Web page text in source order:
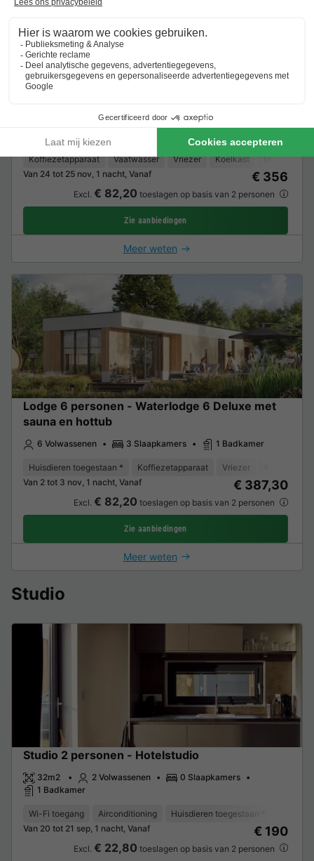
sauna en hottub
Koffiezetapparaat Vaatwasser Vriezer Koelkast
Magnetron
Van 24 tot 25 nov, 1 nacht, Vanaf
€ 356
Excl. € 82,20 toeslagen op basis van 2 personen
Zie aanbiedingen
Meer weten
Lodge 6 personen - Waterlodge 6 Deluxe met
sauna en hottub
6 Volwassenen 3 Slaapkamers 1 Badkamer
Huisdieren toegestaan * Koffiezetapparaat Vriezer
Van 2 tot 3 nov, 1 nacht, Vanaf
€ 387,30
Excl. € 82,20 toeslagen op basis van 2 personen
Zie aanbiedingen
Meer weten
Studio
Studio 2 personen - Hotelstudio
32m2 2 Volwassenen
0 Slaapkamers
1 Badkamer
Wi-Fi toegang Airconditioning Huisdieren toegestaan *
Van 20 tot 21 sep, 1 nacht, Vanaf
€ 190
Excl. € 22,80 toeslagen op basis van 2 personen